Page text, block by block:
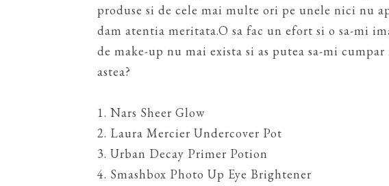
produse si de cele mai multe ori pe unele nici nu
dam atentia meritata.O sa fac un efort si o sa-mi
de make-up nu mai exista si as putea sa-mi
astea?
1. Nars Sheer Glow
2. Laura Mercier Undercover Pot
3. Urban Decay Primer Potion
4. Smashbox Photo Up Eye Brightener